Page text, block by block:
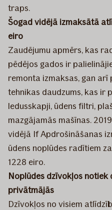
traps.
Šogad vidējā izmaksātā
eiro
Zaudējumu apmērs, kas
pēdējos gados ir
remonta izmaksas, gan arī
tehnikas daudzums, kas ir
ledusskapji, ūdens filtri,
mazgājamās mašīnas.
vidējā If Apdrošināšanas
ūdens noplūdes radītiem
1228 eiro.
Noplūdes dzīvokļos notiek
privātmājās
Dzīvokļos no visiem